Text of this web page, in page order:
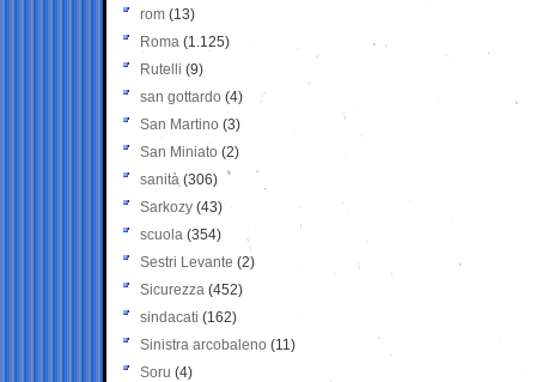
rom (13)
Roma (1.125)
Rutelli (9)
san gottardo (4)
San Martino (3)
San Miniato (2)
sanità (306)
Sarkozy (43)
scuola (354)
Sestri Levante (2)
Sicurezza (452)
sindacati (162)
Sinistra arcobaleno (11)
Soru (4)